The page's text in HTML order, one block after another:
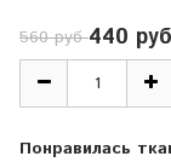
560 руб440 руб
Понравилась